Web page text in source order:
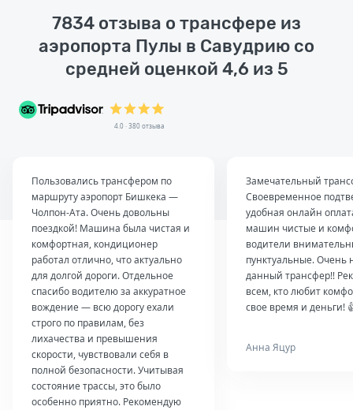
7834 отзыва о трансфере из
аэропорта Пулы в Савудрию со
средней оценкой 4,6 из 5
4.0 · 380 отзыва
Пользовались трансфером по
маршруту аэропорт Бишкека —
Чолпон-Ата. Очень довольны
поездкой! Машина была чистая и
комфортная, кондиционер
работал отлично, что актуально
для долгой дороги. Отдельное
спасибо водителю за аккуратное
вождение — всю дорогу ехали
строго по правилам, без
лихачества и превышения
скорости, чувствовали себя в
полной безопасности. Учитывая
состояние трассы, это было
особенно приятно. Рекомендую
Замечательный
Своевременное
удобная онлайн
машин чистые и
водители
пунктуальные. Очень
данный трансфер!!
всем, кто любит
свое время и деньги!
Анна Яцур